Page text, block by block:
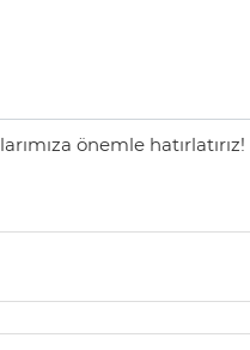
önemle hatırlatırız!